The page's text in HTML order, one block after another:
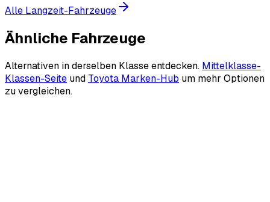
Alle Langzeit-Fahrzeuge
Ähnliche Fahrzeuge
Alternativen in derselben Klasse entdecken. Mittelklasse-
Klassen-Seite und Toyota Marken-Hub um mehr Optionen
zu vergleichen.